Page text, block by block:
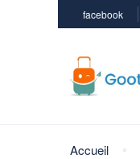
facebook
Accueil